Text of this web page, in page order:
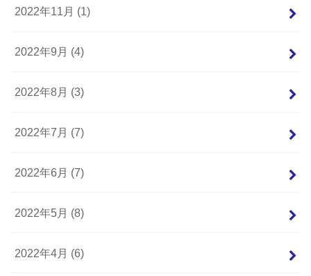
2022年11月 (1)
2022年9月 (4)
2022年8月 (3)
2022年7月 (7)
2022年6月 (7)
2022年5月 (8)
2022年4月 (6)